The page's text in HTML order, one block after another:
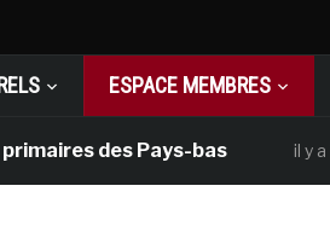
ESPACE MEMBRES
des Pays-bas il y a 1 mois